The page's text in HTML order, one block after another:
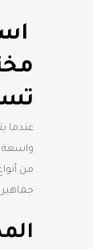
عندما
واسعة
من